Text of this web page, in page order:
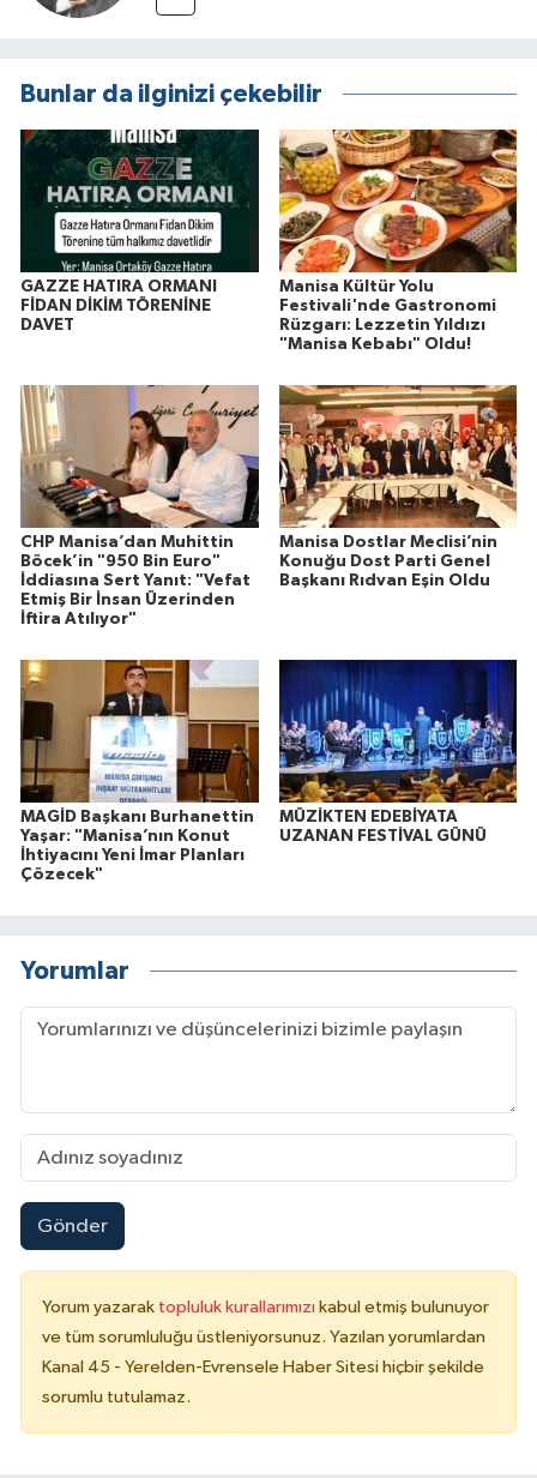
Bunlar da ilginizi çekebilir
GAZZE HATIRA ORMANI
FİDAN DİKİM TÖRENİNE
DAVET
Manisa Kültür Yolu
Festivali'nde Gastronomi
Rüzgarı: Lezzetin Yıldızı
"Manisa Kebabı" Oldu!
CHP Manisa’dan Muhittin
Böcek’in "950 Bin Euro"
İddiasına Sert Yanıt: "Vefat
Etmiş Bir İnsan Üzerinden
İftira Atılıyor"
Manisa Dostlar Meclisi’nin
Konuğu Dost Parti Genel
Başkanı Rıdvan Eşin Oldu
MAGİD Başkanı Burhanettin
Yaşar: "Manisa’nın Konut
İhtiyacını Yeni İmar Planları
Çözecek"
MÜZİKTEN EDEBİYATA
UZANAN FESTİVAL GÜNÜ
Yorumlar
Gönder
Yorum yazarak topluluk kurallarımızı kabul etmiş bulunuyor
ve tüm sorumluluğu üstleniyorsunuz. Yazılan yorumlardan
Kanal 45 - Yerelden-Evrensele Haber Sitesi hiçbir şekilde
sorumlu tutulamaz.